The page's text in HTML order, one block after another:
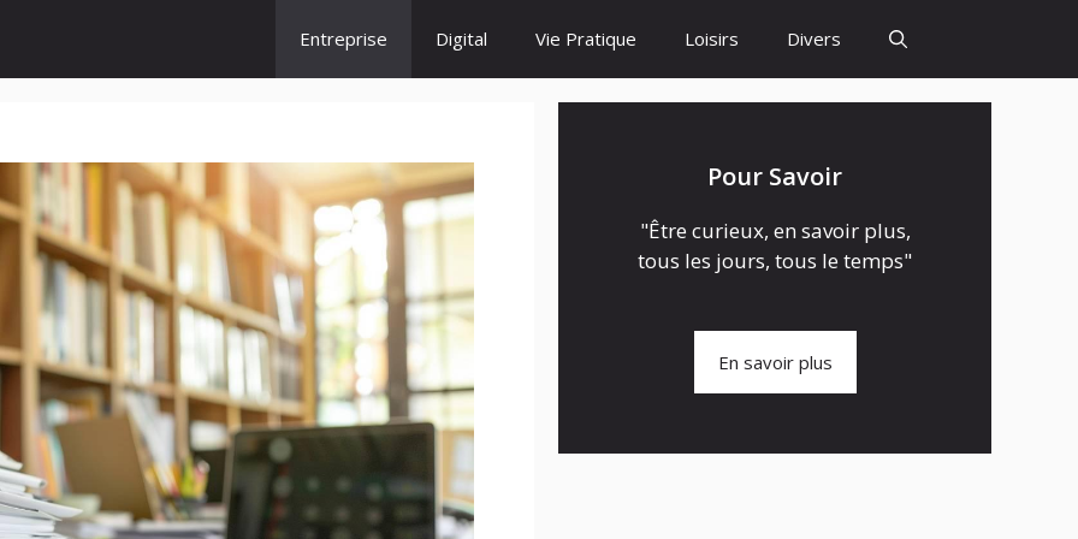
Entreprise Digital Vie Pratique Loisirs Divers
Pour Savoir
"Être curieux, en savoir plus,
tous les jours, tous le temps"
En savoir plus